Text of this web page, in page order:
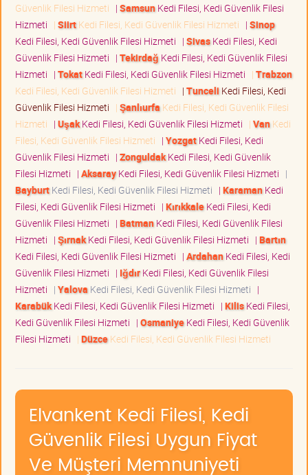
Güvenlik Filesi Hizmeti | SamsunKedi Filesi, Kedi Güvenlik Filesi
Hizmeti | SiirtKedi Filesi, Kedi Güvenlik Filesi Hizmeti | Sinop
Kedi Filesi, Kedi Güvenlik Filesi Hizmeti | SivasKedi Filesi, Kedi
Güvenlik Filesi Hizmeti | Tekirdağ Kedi Filesi, Kedi Güvenlik Filesi
Hizmeti | TokatKedi Filesi, Kedi Güvenlik Filesi Hizmeti | Trabzon
Kedi Filesi, Kedi Güvenlik Filesi Hizmeti | Tunceli Kedi Filesi, Kedi
Güvenlik Filesi Hizmeti | Şanlıurfa Kedi Filesi, Kedi Güvenlik Filesi
Hizmeti | UşakKedi Filesi, Kedi Güvenlik Filesi Hizmeti | VanKedi
Filesi, Kedi Güvenlik Filesi Hizmeti | YozgatKedi Filesi, Kedi
Güvenlik Filesi Hizmeti | ZonguldakKedi Filesi, Kedi Güvenlik
Filesi Hizmeti | AksarayKedi Filesi, Kedi Güvenlik Filesi Hizmeti |
BayburtKedi Filesi, Kedi Güvenlik Filesi Hizmeti | KaramanKedi
Filesi, Kedi Güvenlik Filesi Hizmeti | KırıkkaleKedi Filesi, Kedi
Güvenlik Filesi Hizmeti | BatmanKedi Filesi, Kedi Güvenlik Filesi
Hizmeti | ŞırnakKedi Filesi, Kedi Güvenlik Filesi Hizmeti | Bartın
Kedi Filesi, Kedi Güvenlik Filesi Hizmeti | ArdahanKedi Filesi, Kedi
Güvenlik Filesi Hizmeti | IğdırKedi Filesi, Kedi Güvenlik Filesi
Hizmeti | Yalova Kedi Filesi, Kedi Güvenlik Filesi Hizmeti |
KarabükKedi Filesi, Kedi Güvenlik Filesi Hizmeti | KilisKedi Filesi,
Kedi Güvenlik Filesi Hizmeti | OsmaniyeKedi Filesi, Kedi Güvenlik
Filesi Hizmeti | DüzceKedi Filesi, Kedi Güvenlik Filesi Hizmeti
Elvankent Kedi Filesi, Kedi
Güvenlik Filesi Uygun Fiyat
Ve Müşteri Memnuniyeti